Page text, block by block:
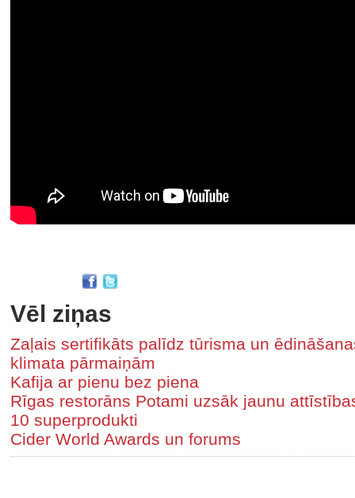
Vēl ziņas
Zaļais sertifikāts palīdz tūrisma un
klimata pārmaiņām
Kafija ar pienu bez piena
Rīgas restorāns Potami uzsāk jaunu
10 superprodukti
Cider World Awards un forums